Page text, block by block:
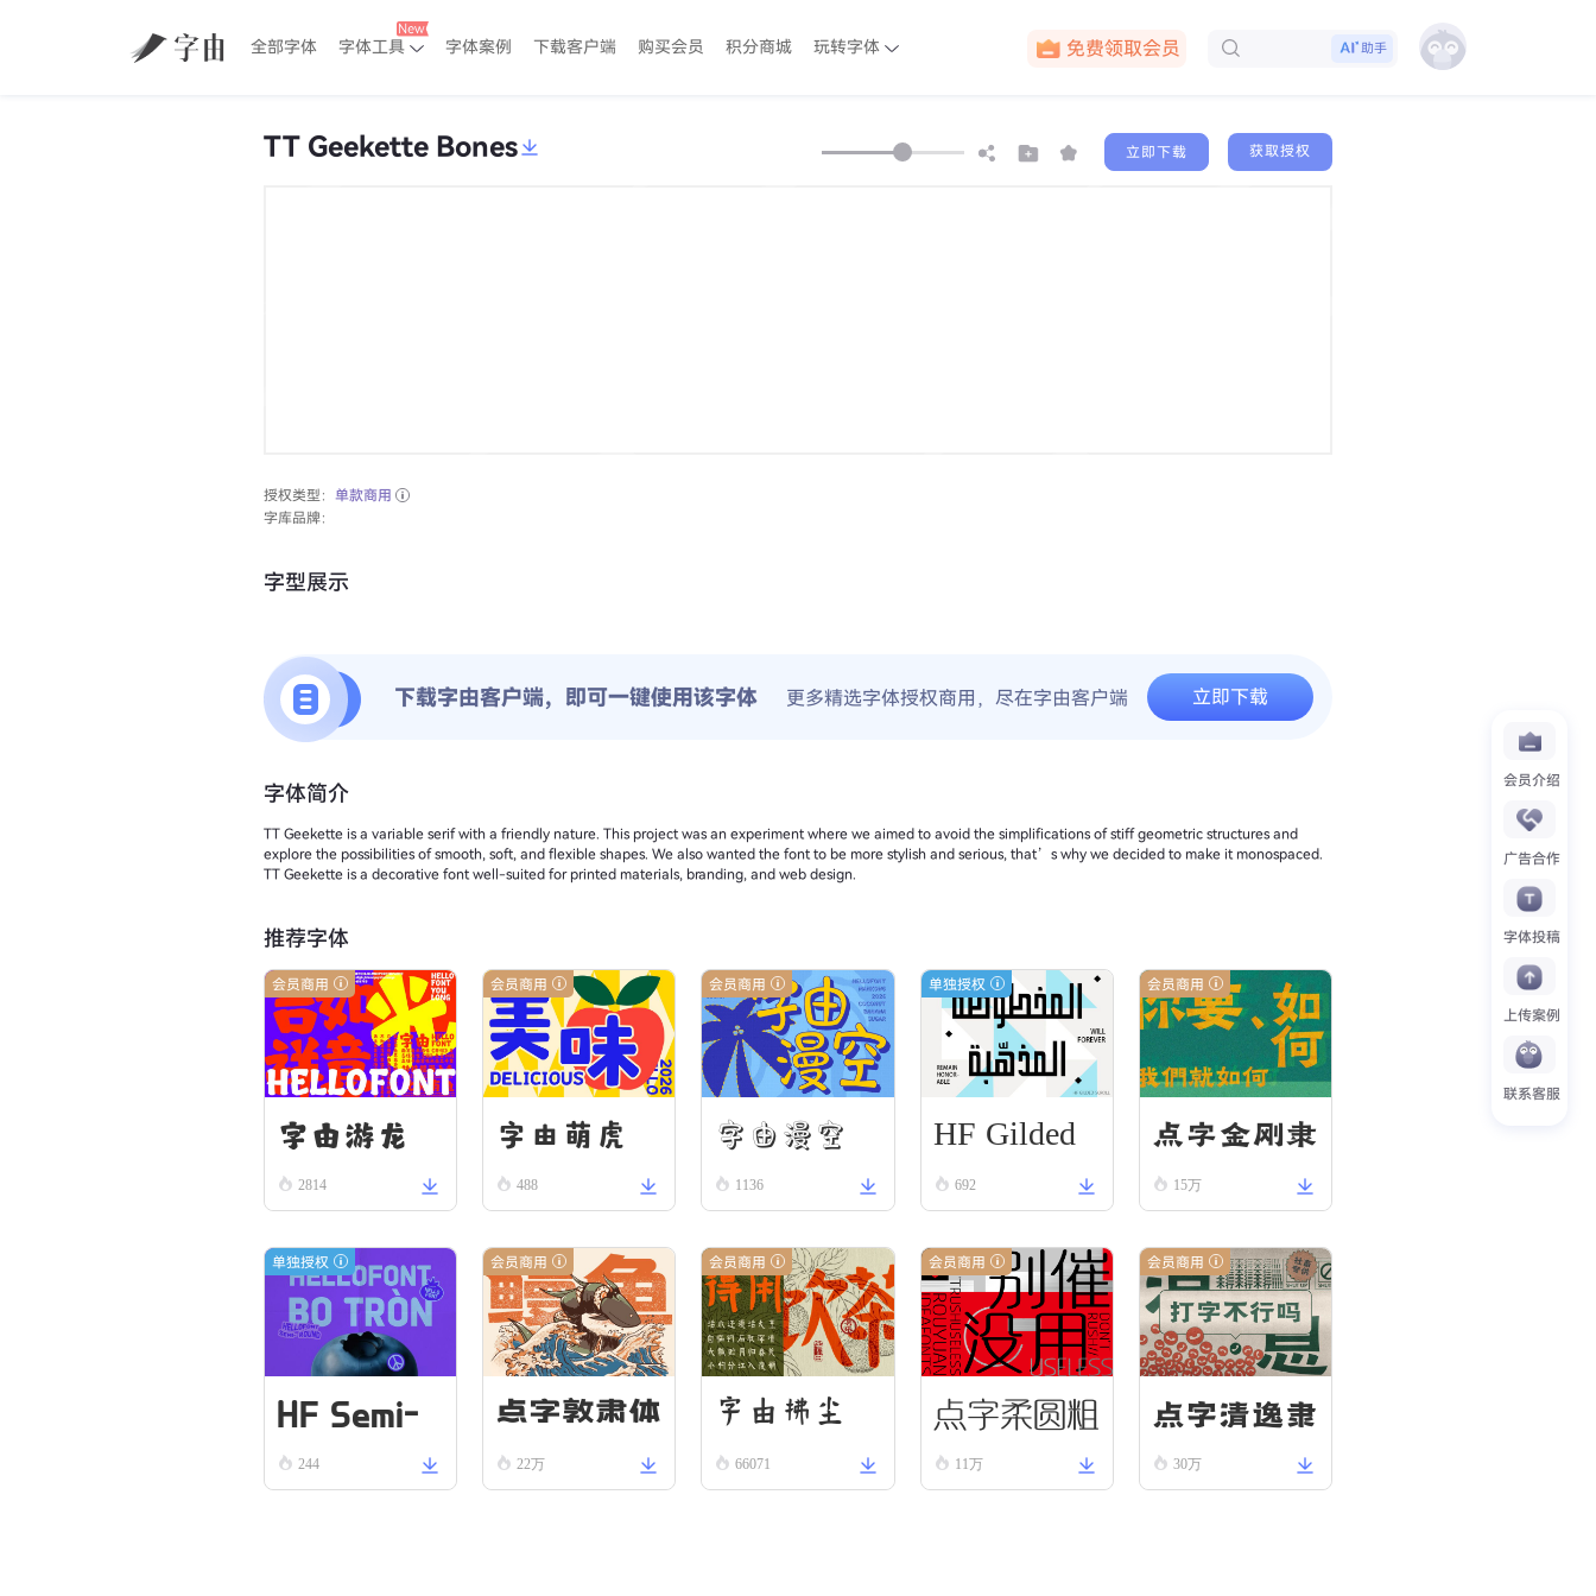
全部字体 字体工具 字体案例 下载客户端 购买会员 积分商城 玩转字体
免费领取会员
助手
会员介绍
广告合作
字体投稿
上传案例
联系客服
TT Geekette Bones 立即下载 获取授权
授权类型： 单款商用
字库品牌：
字型展示
下载字由客户端，即可一键使用该字体 更多精选字体授权商用，尽在字由客户端 立即下载
字体简介
TT Geekette is a variable serif with a friendly nature. This project was an experiment where we aimed to avoid the simplifications of stiff geometric structures and
explore the possibilities of smooth, soft, and flexible shapes. We also wanted the font to be more stylish and serious, that’s why we decided to make it monospaced.
TT Geekette is a decorative font well-suited for printed materials, branding, and web design.
推荐字体
会员商用
字由游龙
2814
会员商用
字由萌虎
488
会员商用
字由漫空
1136
单独授权
HF Gilded
Scroll
692
会员商用
点字金刚隶
15万
单独授权
HF Semi-
Round VN
244
会员商用
点字敦肃体
22万
会员商用
字由拂尘
66071
会员商用
点字柔圆粗
11万
会员商用
点字清逸隶
30万